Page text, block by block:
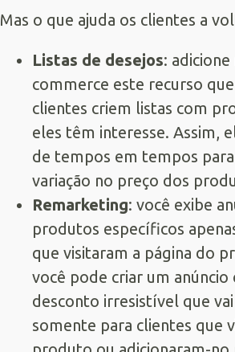
Mas o que ajuda os clientes a
Listas de desejos:
commerce este recurso
clientes criem listas com
eles têm interesse. Assim,
de tempos em tempos
variação no preço dos
Remarketing: você exibe
produtos específicos
que visitaram a página do
você pode criar um anúncio
desconto irresistível que
somente para clientes que